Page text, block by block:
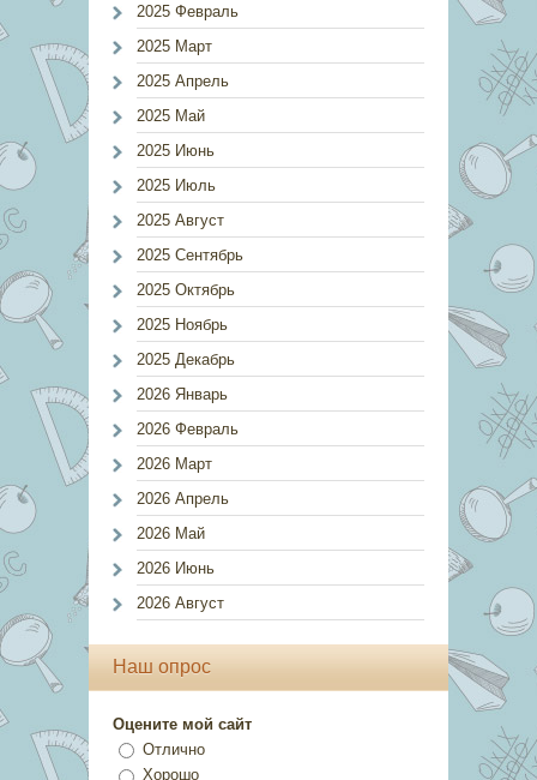
2025 Февраль
2025 Март
2025 Апрель
2025 Май
2025 Июнь
2025 Июль
2025 Август
2025 Сентябрь
2025 Октябрь
2025 Ноябрь
2025 Декабрь
2026 Январь
2026 Февраль
2026 Март
2026 Апрель
2026 Май
2026 Июнь
2026 Август
Наш опрос
Оцените мой сайт
Отлично
Хорошо